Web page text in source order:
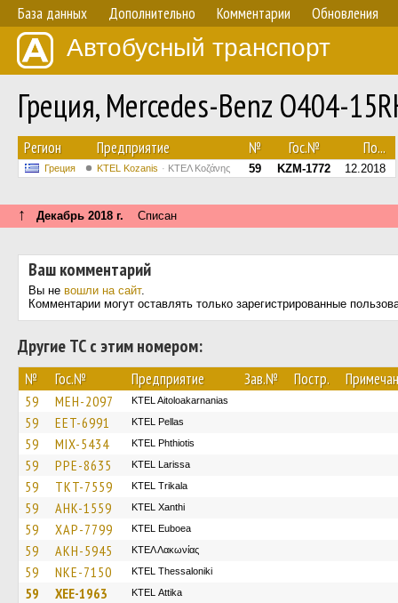
База данных Дополнительно Комментарии Обновления
Автобусный транспорт
Греция, Mercedes-Benz O404-
Регион Предприятие № Гос.№ По...
Греция ΚΤΕL Kozanis ΚΤΕΛ Κοζάνης 59 KZM-1772 12.2018
↑ Декабрь 2018 г. Списан
Ваш комментарий
Вы не вошли на сайт.
Комментарии могут оставлять только зарегистрированные
Другие ТС с этим номером:
№ Гос.№ Предприятие Зав.№ Постр.
59 MEH-2097 KTEL Aitoloakarnanias
59 EET-6991 KTEL Pellas
59 MIX-5434 ΚΤΕL Phthiotis
59 PPE-8635 KTEL Larissa
59 TKT-7559 ΚΤΕL Τrikala
59 AHK-1559 KTEL Xanthi
59 XAP-7799 ΚΤΕL Euboea
59 AKH-5945 ΚΤΕΛ Λακωνίας
59 NKE-7150 KTEL Thessaloniki
59 XEE-1963 KΤΕL Αttika